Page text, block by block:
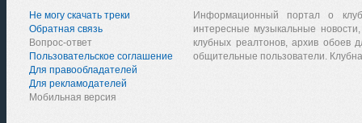
Не могу скачать треки
Обратная связь
Вопрос-ответ
Пользовательское соглашение
Для правообладателей
Для рекламодателей
Мобильная версия
Информационный портал о
интересные музыкальные
клубных реалтонов, архив обоев
общительные пользователи.